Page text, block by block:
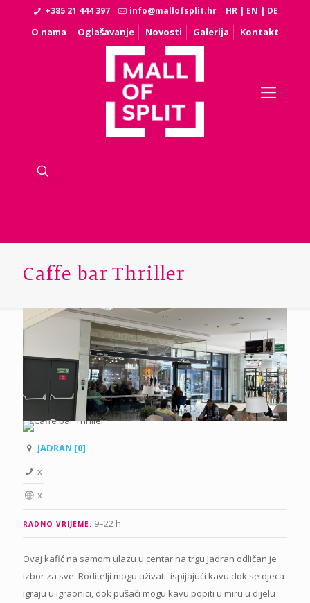
+385 21 444 397 info@mallofsplit.hr HR | EN | DE
O nama Oglašavanje Novosti Galerija Kontakt
Caffe bar Thriller
JADRAN [0]
x
x
RADNO VRIJEME: 9–22 h
Ovaj kafić na samom ulazu u centar na trgu Jadran odličan je
izbor za sve. Roditelji mogu uživati ispijajući kavu dok se djeca
igraju u igraonici, dok pušači mogu kavu popiti u miru u dijelu